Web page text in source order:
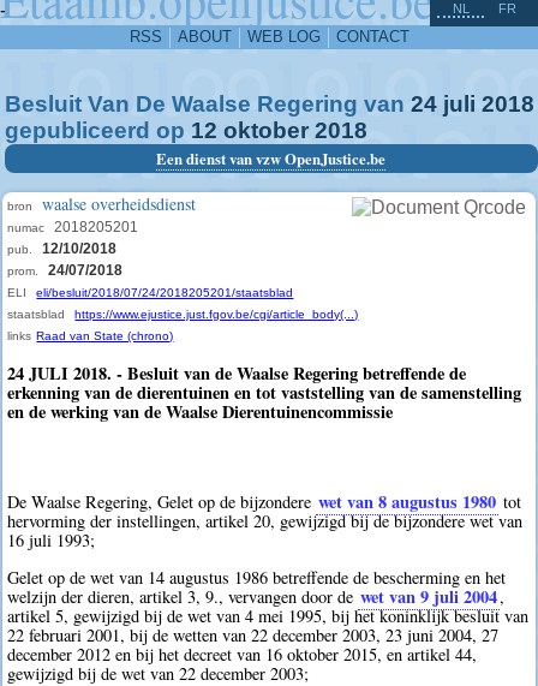
-
RSS ABOUT WEB LOG CONTACT
NL FR
Besluit Van De Waalse Regering van 24 juli 2018
gepubliceerd op 12 oktober 2018
Een dienst van vzw OpenJustice.be
bron waalse overheidsdienst
numac 2018205201
pub. 12/10/2018
prom. 24/07/2018
ELI
eli/besluit/2018/07/24/2018205201/staatsblad
staatsblad
https://www.ejustice.just.fgov.be/cgi/article_body(...)
links Raad van State (chrono)
24 JULI 2018. - Besluit van de Waalse Regering betreffende de
erkenning van de dierentuinen en tot vaststelling van de samenstelling
en de werking van de Waalse Dierentuinencommissie
De Waalse Regering, Gelet op de bijzondere wet van 8 augustus 1980 tot
hervorming der instellingen, artikel 20, gewijzigd bij de bijzondere wet van
16 juli 1993;
Gelet op de wet van 14 augustus 1986 betreffende de bescherming en het
welzijn der dieren, artikel 3, 9., vervangen door de wet van 9 juli 2004,
artikel 5, gewijzigd bij de wet van 4 mei 1995, bij het koninklijk besluit van
22 februari 2001, bij de wetten van 22 december 2003, 23 juni 2004, 27
december 2012 en bij het decreet van 16 oktober 2015, en artikel 44,
gewijzigd bij de wet van 22 december 2003;
^